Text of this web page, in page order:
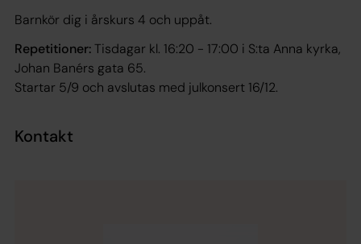
Barnkör dig i årskurs 4 och uppåt.
Repetitioner:Tisdagar kl. 16:20 - 17:00 i S:ta Anna kyrka,
Johan Banérs gata 65.
Startar 5/9 och avslutas med julkonsert 16/12.
Kontakt